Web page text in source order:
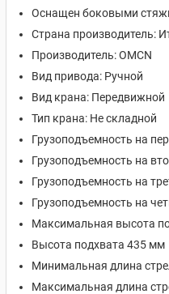
Оснащен боковыми
Страна производитель:
Производитель: OMCN
Вид привода: Ручной
Вид крана: Передвижной
Тип крана: Не складной
Грузоподъемность на
Грузоподъемность на
Грузоподъемность на
Грузоподъемность на
Максимальная высота
Высота подхвата 435 мм
Минимальная длина
Максимальная длина